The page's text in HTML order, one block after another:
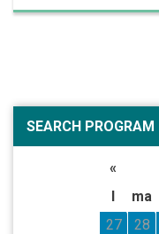
SEARCH PROGRAM
«
l
ma
27
28